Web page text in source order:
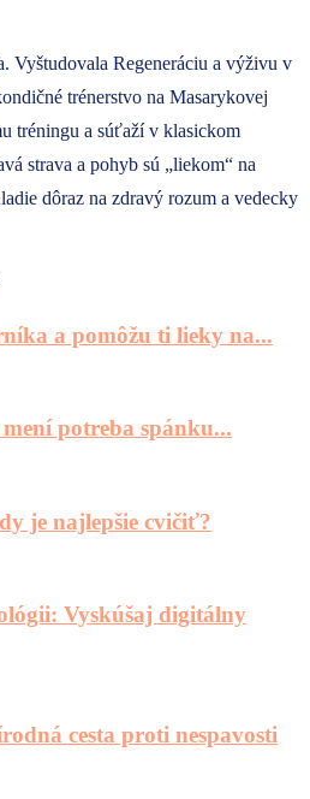
Vyštudovala Regeneráciu a výživu v
trénerstvo na Masarykovej
tréningu a súťaží v klasickom
strava a pohyb sú „liekom“ na
dôraz na zdravý rozum a vedecky
a pomôžu ti lieky na...
potreba spánku...
je najlepšie cvičiť?
Vyskúšaj digitálny
cesta proti nespavosti